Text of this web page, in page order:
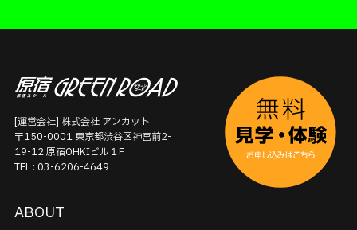
[運営会社] 株式会社 アンカット
〒150-0001 東京都渋谷区神宮前2-
19-12 原宿OHKIビル１F
TEL : 03-6206-4649
ABOUT